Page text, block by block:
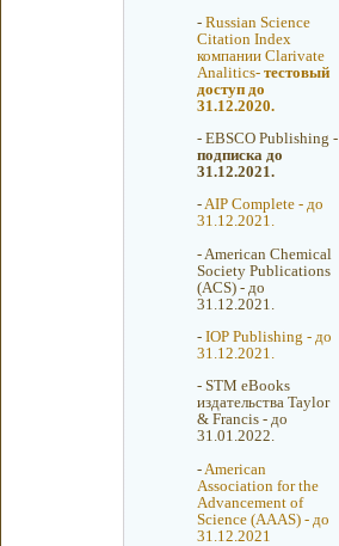
- Russian Science
Citation Index
компании Clarivate
Analitics- тестовый
доступ до
31.12.2020.
- EBSCO Publishing -
подписка до
31.12.2021.
-AIP Complete - до
31.12.2021.
- American Chemical
Society Publications
(ACS) - до
31.12.2021.
- IOP Publishing - до
31.12.2021.
- STM eBooks
издательства Taylor
& Francis - до
31.01.2022.
- American
Association for the
Advancement of
Science (AAAS) - до
31.12.2021